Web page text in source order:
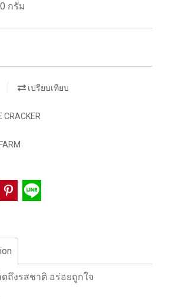
กรัม
เปรียบเทียบ
CRACKER
ถึงรสชาติ อร่อยถูกใจ